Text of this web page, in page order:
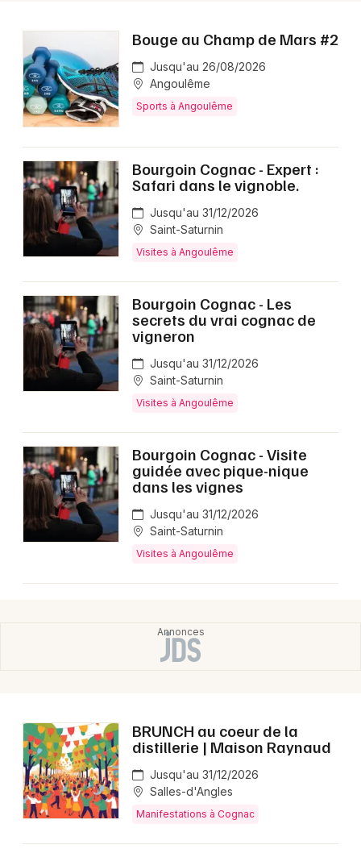
Bouge au Champ de Mars #2
Jusqu'au 26/08/2026
Angoulême
Sports à Angoulême
Bourgoin Cognac - Expert :
Safari dans le vignoble.
Jusqu'au 31/12/2026
Saint-Saturnin
Visites à Angoulême
Bourgoin Cognac - Les
secrets du vrai cognac de
vigneron
Jusqu'au 31/12/2026
Saint-Saturnin
Visites à Angoulême
Bourgoin Cognac - Visite
guidée avec pique-nique
dans les vignes
Jusqu'au 31/12/2026
Saint-Saturnin
Visites à Angoulême
BRUNCH au coeur de la
distillerie | Maison Raynaud
Jusqu'au 31/12/2026
Salles-d'Angles
Manifestations à Cognac